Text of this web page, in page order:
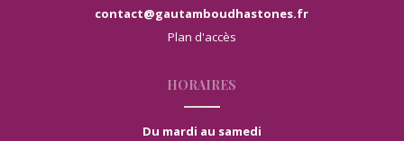
contact@gautamboudhastones.fr
Plan d'accès
HORAIRES
Du mardi au samedi